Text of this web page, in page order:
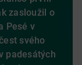
zasloužil o
Pesé v
svého
padesátých